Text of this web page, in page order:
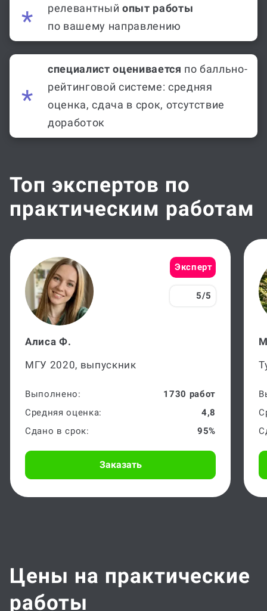
релевантный опыт работы
по вашему направлению
специалист оценивается по балльно-
рейтинговой системе: средняя
оценка, сдача в срок, отсутствие
доработок
Топ экспертов по
практическим работам
Эксперт
5/5
Алиса Ф.
МГУ 2020, выпускник
Выполнено:
1730 работ
Средняя оценка:
4,8
Сдано в срок:
95%
Заказать
Цены на практические
работы